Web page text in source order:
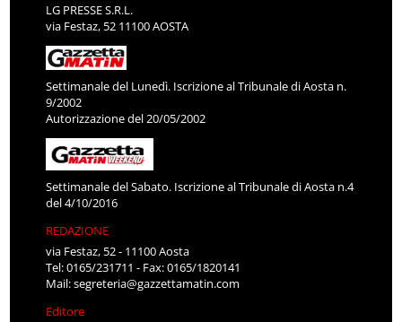
LG PRESSE S.R.L.
via Festaz, 52 11100 AOSTA
Settimanale del Lunedì. Iscrizione al Tribunale di Aosta n.
9/2002
Autorizzazione del 20/05/2002
Settimanale del Sabato. Iscrizione al Tribunale di Aosta n.4
del 4/10/2016
REDAZIONE
via Festaz, 52 - 11100 Aosta
Tel: 0165/231711 - Fax: 0165/1820141
Mail:segreteria@gazzettamatin.com
Editore